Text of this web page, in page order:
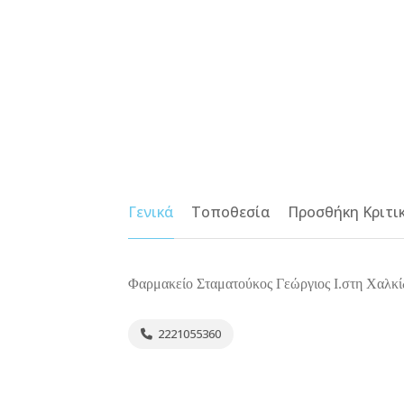
Γενικά Τοποθεσία Προσθήκη
Φαρμακείο Σταματούκος Γεώργιος Ι.στη
2221055360